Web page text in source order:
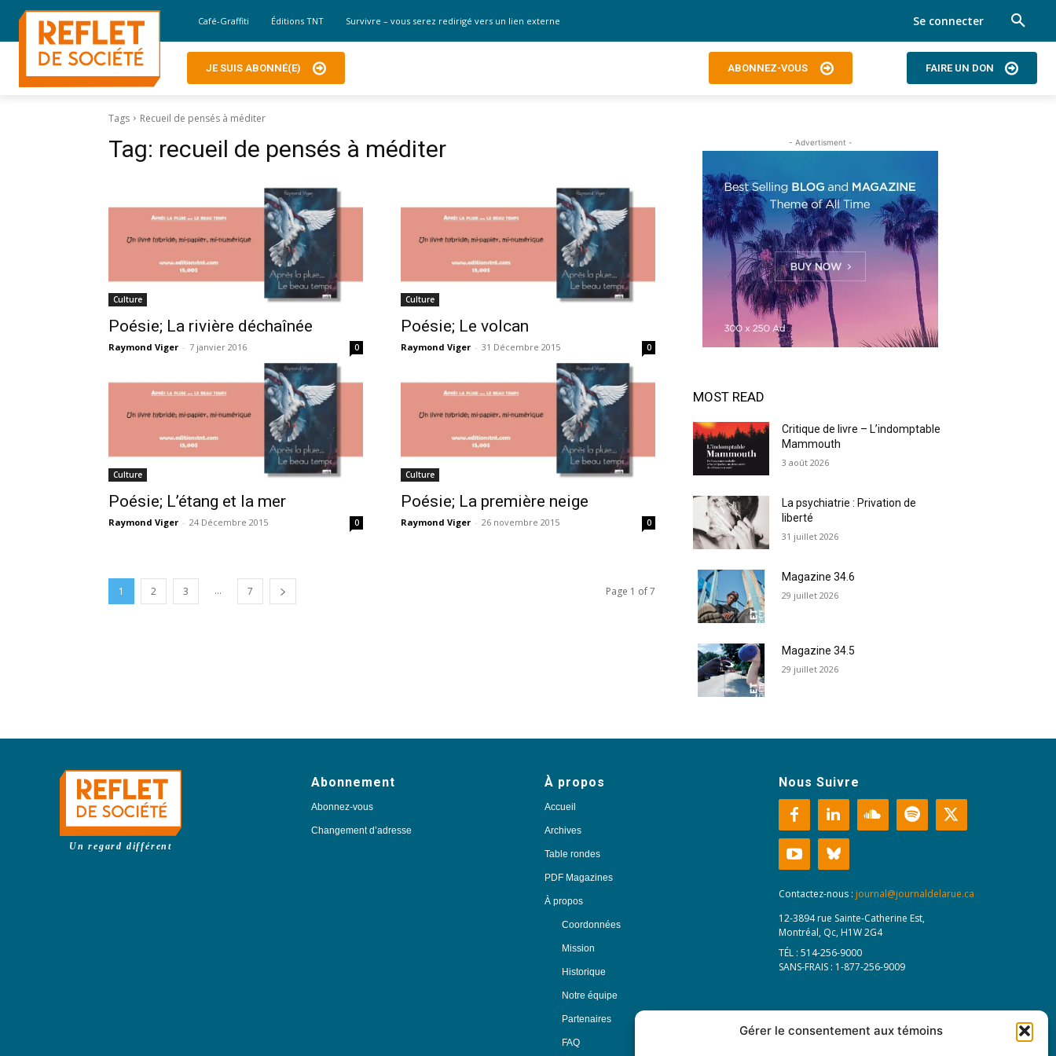
Gérer le consentement aux témoins
Café-Graffiti Éditions TNT Survivre – vous serez redirigé vers un lien externe Se connecter
JE SUIS ABONNÉ(E) ABONNEZ-VOUS FAIRE UN DON
Tags Recueil de pensés à méditer
Tag: recueil de pensés à méditer
Culture
Poésie; La rivière déchaînée
Raymond Viger - 7 janvier 2016 0
Culture
Poésie; Le volcan
Raymond Viger - 31 Décembre 2015 0
Culture
Poésie; L’étang et la mer
Raymond Viger - 24 Décembre 2015 0
Culture
Poésie; La première neige
Raymond Viger - 26 novembre 2015 0
1 2 3 ... 7 Page 1 of 7
- Advertisment -
MOST READ
Critique de livre – L’indomptable
Mammouth
3 août 2026
La psychiatrie : Privation de
liberté
31 juillet 2026
Magazine 34.6
29 juillet 2026
Magazine 34.5
29 juillet 2026
Un regard différent
Abonnement
Abonnez-vous
Changement d’adresse
À propos
Accueil
Archives
Table rondes
PDF Magazines
À propos
Coordonnées
Mission
Historique
Notre équipe
Partenaires
FAQ
Nous Suivre
Contactez-nous : journal@journaldelarue.ca
12-3894 rue Sainte-Catherine Est,
Montréal, Qc, H1W 2G4
TÉL : 514-256-9000
SANS-FRAIS : 1-877-256-9009